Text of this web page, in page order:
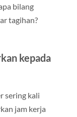
bilang
tagihan?
kepada
sering kali
jam kerja